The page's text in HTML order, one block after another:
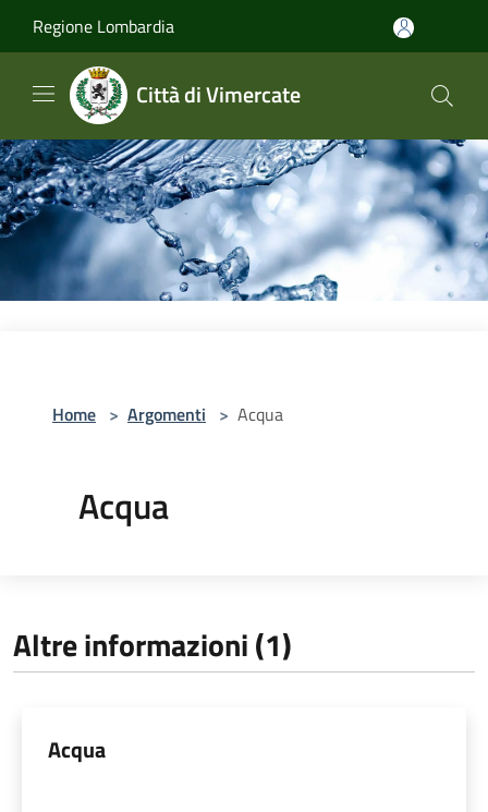
Regione Lombardia
Città di Vimercate
Home > Argomenti > Acqua
Acqua
Altre informazioni (1)
Acqua